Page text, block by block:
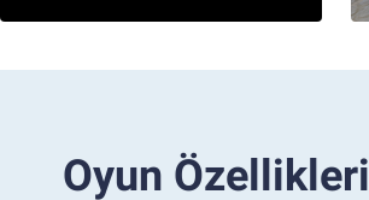
Oyun Özellikleri